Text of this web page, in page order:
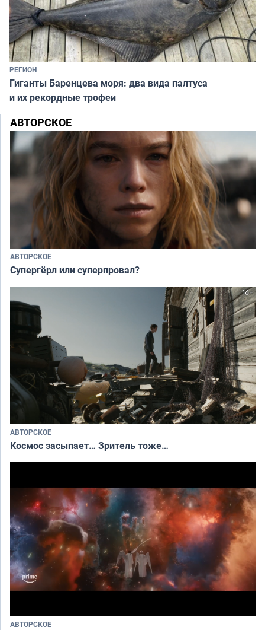
РЕГИОН
Гиганты Баренцева моря: два вида палтуса
и их рекордные трофеи
АВТОРСКОЕ
АВТОРСКОЕ
Супергёрл или суперпровал?
АВТОРСКОЕ
Космос засыпает… Зритель тоже…
АВТОРСКОЕ